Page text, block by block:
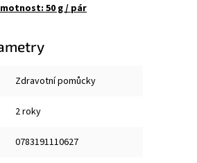
50 g / pár
Zdravotní pomůcky
2 roky
0783191110627